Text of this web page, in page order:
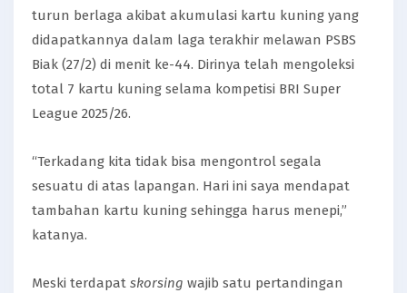
turun berlaga akibat akumulasi kartu kuning yang
didapatkannya dalam laga terakhir melawan PSBS
Biak (27/2) di menit ke-44. Dirinya telah mengoleksi
total 7 kartu kuning selama kompetisi BRI Super
League 2025/26.
“Terkadang kita tidak bisa mengontrol segala
sesuatu di atas lapangan. Hari ini saya mendapat
tambahan kartu kuning sehingga harus menepi,”
katanya.
Meski terdapat skorsing wajib satu pertandingan